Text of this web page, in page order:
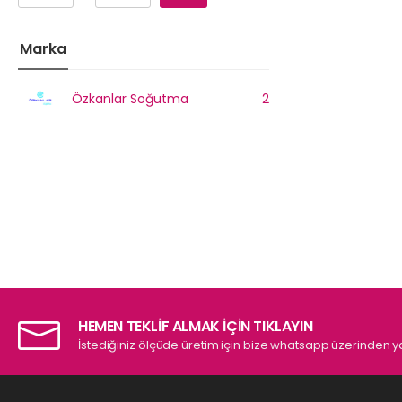
Marka
Özkanlar Soğutma 2
HEMEN TEKLİF ALMAK İÇİN TIKLAYIN
İstediğiniz ölçüde üretim için bize whatsapp üzerinden